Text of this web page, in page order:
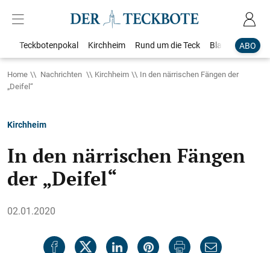
ABO
Teckbotenpokal Kirchheim Rund um die Teck Blaulicht
Home Nachrichten Kirchheim
In den närrischen Fängen der
„Deifel“
Kirchheim
In den närrischen Fängen
der „Deifel“
02.01.2020